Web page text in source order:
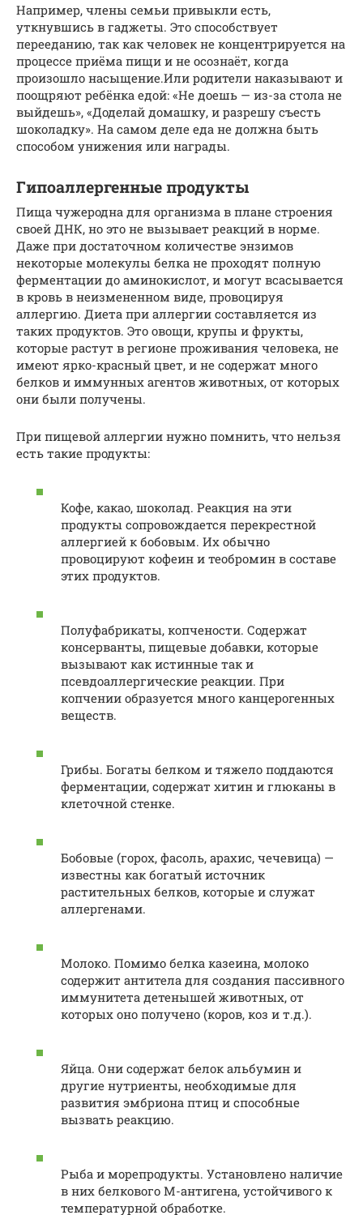
Например, члены семьи привыкли есть,
уткнувшись в гаджеты. Это способствует
перееданию, так как человек не концентрируется на
процессе приёма пищи и не осознаёт, когда
произошло насыщение.Или родители наказывают и
поощряют ребёнка едой: «Не доешь — из-за стола не
выйдешь», «Доделай домашку, и разрешу съесть
шоколадку». На самом деле еда не должна быть
способом унижения или награды.
Гипоаллергенные продукты
Пища чужеродна для организма в плане строения
своей ДНК, но это не вызывает реакций в норме.
Даже при достаточном количестве энзимов
некоторые молекулы белка не проходят полную
ферментации до аминокислот, и могут всасывается
в кровь в неизмененном виде, провоцируя
аллергию. Диета при аллергии составляется из
таких продуктов. Это овощи, крупы и фрукты,
которые растут в регионе проживания человека, не
имеют ярко-красный цвет, и не содержат много
белков и иммунных агентов животных, от которых
они были получены.
При пищевой аллергии нужно помнить, что нельзя
есть такие продукты:
Кофе, какао, шоколад. Реакция на эти
продукты сопровождается перекрестной
аллергией к бобовым. Их обычно
провоцируют кофеин и теобромин в составе
этих продуктов.
Полуфабрикаты, копчености. Содержат
консерванты, пищевые добавки, которые
вызывают как истинные так и
псевдоаллергические реакции. При
копчении образуется много канцерогенных
веществ.
Грибы. Богаты белком и тяжело поддаются
ферментации, содержат хитин и глюканы в
клеточной стенке.
Бобовые (горох, фасоль, арахис, чечевица) —
известны как богатый источник
растительных белков, которые и служат
аллергенами.
Молоко. Помимо белка казеина, молоко
содержит антитела для создания пассивного
иммунитета детенышей животных, от
которых оно получено (коров, коз и т.д.).
Яйца. Они содержат белок альбумин и
другие нутриенты, необходимые для
развития эмбриона птиц и способные
вызвать реакцию.
Рыба и морепродукты. Установлено наличие
в них белкового М-антигена, устойчивого к
температурной обработке.